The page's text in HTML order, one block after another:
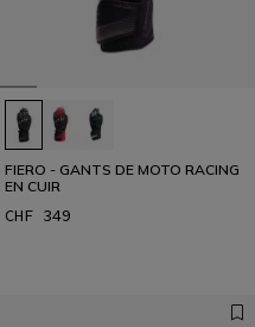
FIERO - GANTS DE MOTO RACING
EN CUIR
CHF 349